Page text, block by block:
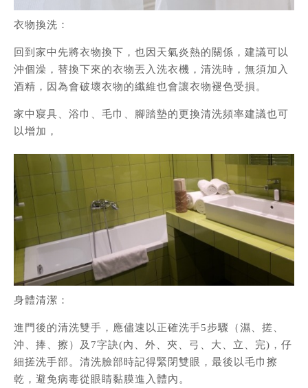
衣物換洗：
回到家中先將衣物換下，也因天氣炎熱的關係，建議可以
沖個澡，替換下來的衣物丟入洗衣機，清洗時，無須加入
酒精，因為會破壞衣物的纖維也會讓衣物褪色受損。
家中寢具、浴巾、毛巾、腳踏墊的更換清洗頻率建議也可
以增加，
身體清潔：
進門後的清洗雙手，應儘速以正確洗手5步驟（濕、搓、
沖、捧、擦）及7字訣(內、外、夾、弓、大、立、完)，仔
細搓洗手部。清洗臉部時記得緊閉雙眼，最後以毛巾擦
乾，避免病毒從眼睛黏膜進入體內。